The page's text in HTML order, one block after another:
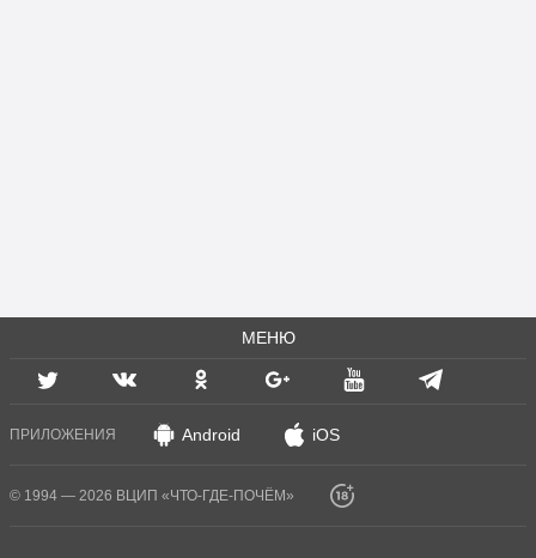
МЕНЮ
ПРИЛОЖЕНИЯ Android iOS
© 1994 — 2026 ВЦИП «ЧТО-ГДЕ-ПОЧЁМ»